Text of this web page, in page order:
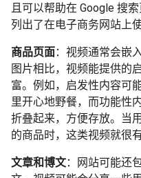
且可以帮助在 Google 搜
列出了在电子商务网站上
商品页面：视频通常会嵌
图片相比，视频能提供的
富。例如，启发性内容可
里开心地野餐，而功能性
折叠起来，方便存放。当
的商品时，这类视频就很有
文章和博文：网站可能还